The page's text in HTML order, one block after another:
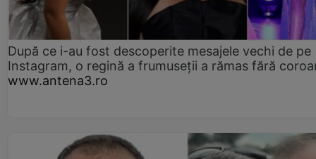
După ce i-au fost descoperite mesajele vechi de pe
Instagram, o regină a frumuseții a rămas fără
www.antena3.ro